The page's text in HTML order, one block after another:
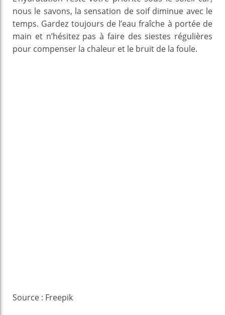
nous le savons, la sensation de soif diminue avec le
temps. Gardez toujours de l’eau fraîche à portée de
main et n’hésitez pas à faire des siestes régulières
pour compenser la chaleur et le bruit de la foule.
Source : Freepik